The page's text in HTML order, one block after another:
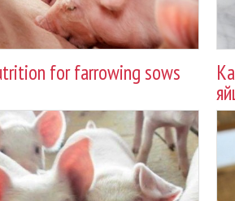
for farrowing sows